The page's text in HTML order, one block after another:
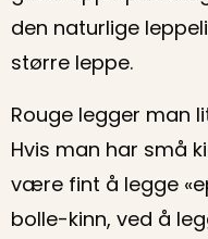
den naturlige
større leppe.
Rouge legger man
Hvis man har små
være fint å legge
bolle-kinn, ved å